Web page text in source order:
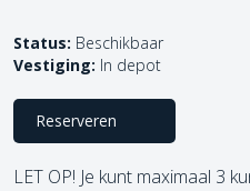
Status: Beschikbaar
Vestiging: In depot
Reserveren
LET OP! Je kunt maximaal 3